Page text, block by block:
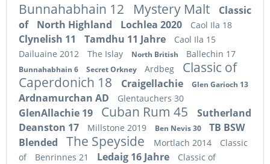
Bunnahabhain 12 Mystery Malt
Classic
of
North Highland Lochlea 2020 Caol Ila 18
Clynelish 11 Tamdhu 11 Jahre
Caol Ila 15
Dailuaine 2012
The Islay North British Ballechin 17
Bunnahabhain 6 Secret Orkney Ardbeg
Classic of
Caperdonich 18
Craigellachie Glen Garioch 13
Ardnamurchan AD Glentauchers 30
GlenAllachie 19 Cuban Rum 45
Sutherland
Deanston 17
Millstone 2019 Ben Nevis 30
TB BSW
Blended
The Speyside Mortlach 2014
Classic
of
Benrinnes 21 Ledaig 16 Jahre
Classic of